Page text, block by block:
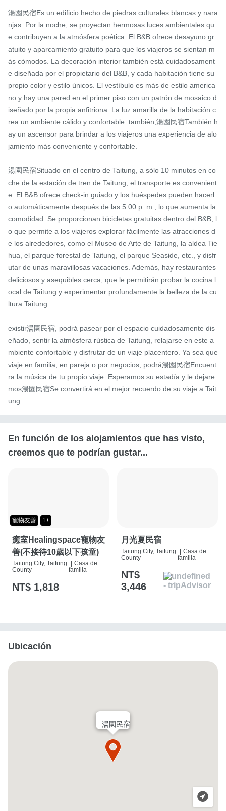
湯園民宿Es un edificio hecho de piedras culturales blancas y nara
njas. Por la noche, se proyectan hermosas luces ambientales qu
e contribuyen a la atmósfera poética. El B&B ofrece desayuno gr
atuito y aparcamiento gratuito para que los viajeros se sientan m
ás cómodos. La decoración interior también está cuidadosament
e diseñada por el propietario del B&B, y cada habitación tiene su
propio color y estilo únicos. El vestíbulo es más de estilo america
no y hay una pared en el primer piso con un patrón de mosaico d
iseñado por la propia anfitriona. La luz amarilla de la habitación c
rea un ambiente cálido y confortable. también,湯園民宿También h
ay un ascensor para brindar a los viajeros una experiencia de alo
jamiento más conveniente y confortable.
湯園民宿Situado en el centro de Taitung, a sólo 10 minutos en co
che de la estación de tren de Taitung, el transporte es convenient
e. El B&B ofrece check-in guiado y los huéspedes pueden hacerl
o automáticamente después de las 5:00 p. m., lo que aumenta la
comodidad. Se proporcionan bicicletas gratuitas dentro del B&B, l
o que permite a los viajeros explorar fácilmente las atracciones d
e los alrededores, como el Museo de Arte de Taitung, la aldea Tie
hua, el parque forestal de Taitung, el parque Seaside, etc., y disfr
utar de unas maravillosas vacaciones. Además, hay restaurantes
deliciosos y asequibles cerca, que le permitirán probar la cocina l
ocal de Taitung y experimentar profundamente la belleza de la cu
ltura Taitung.
existir湯園民宿, podrá pasear por el espacio cuidadosamente dis
eñado, sentir la atmósfera rústica de Taitung, relajarse en este a
mbiente confortable y disfrutar de un viaje placentero. Ya sea que
viaje en familia, en pareja o por negocios, podrá湯園民宿Encuent
ra la música de tu propio viaje. Esperamos su estadía y le dejare
mos湯園民宿Se convertirá en el mejor recuerdo de su viaje a Tait
ung.
En función de los alojamientos que has visto,
creemos que te podrían gustar...
寵物友善 1+
癒室Healingspace寵物友
善(不接待10歲以下孩童)
Taitung City, Taitung
County
| Casa de
familia
NT$ 1,818
月光夏民宿
Taitung City, Taitung
County
| Casa de
familia
NT$
3,446
Ubicación
湯園民宿